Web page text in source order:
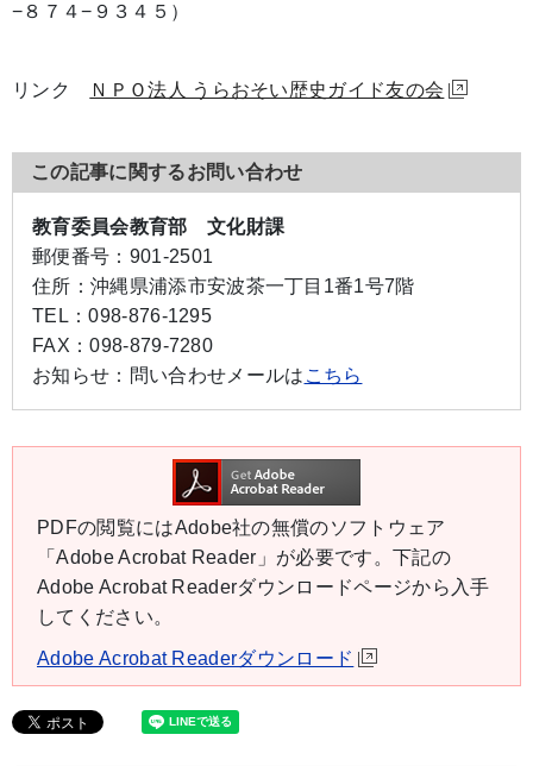
−８７４−９３４５）
リンク ＮＰＯ法人 うらおそい歴史ガイド友の会
この記事に関するお問い合わせ
教育委員会教育部 文化財課
郵便番号： 901-2501
住所： 沖縄県浦添市安波茶一丁目1番1号7階
TEL：098-876-1295
FAX：098-879-7280
お知らせ： 問い合わせメールは こちら
PDFの閲覧にはAdobe社の無償のソフトウェア
「Adobe Acrobat Reader」が必要です。下記の
Adobe Acrobat Readerダウンロードページから入手
してください。
Adobe Acrobat Readerダウンロード